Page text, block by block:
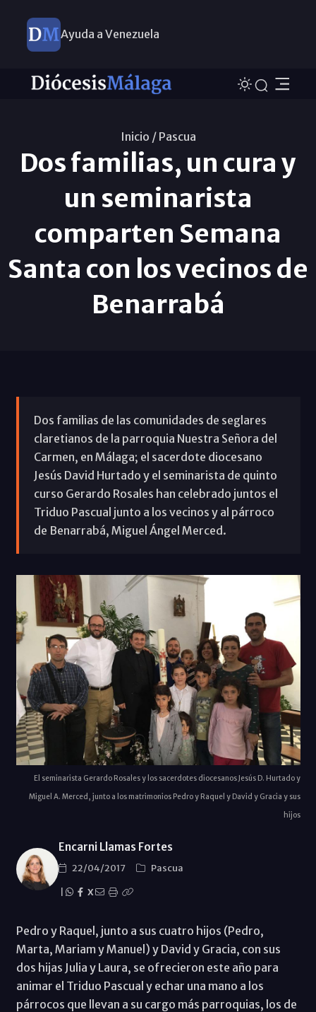
Ayuda a Venezuela
Inicio / Pascua
Dos familias, un cura y
un seminarista
comparten Semana
Santa con los vecinos de
Benarrabá
Dos familias de las comunidades de seglares
claretianos de la parroquia Nuestra Señora del
Carmen, en Málaga; el sacerdote diocesano
Jesús David Hurtado y el seminarista de quinto
curso Gerardo Rosales han celebrado juntos el
Triduo Pascual junto a los vecinos y al párroco
de Benarrabá, Miguel Ángel Merced.
El seminarista Gerardo Rosales y los sacerdotes diocesanos Jesús D. Hurtado y
Miguel A. Merced, junto a los matrimonios Pedro y Raquel y David y Gracia y sus
hijos
Encarni Llamas Fortes
22/04/2017
Pascua
X
Pedro y Raquel, junto a sus cuatro hijos (Pedro,
Marta, Mariam y Manuel) y David y Gracia, con sus
dos hijas Julia y Laura, se ofrecieron este año para
animar el Triduo Pascual y echar una mano a los
párrocos que llevan a su cargo más parroquias, los de